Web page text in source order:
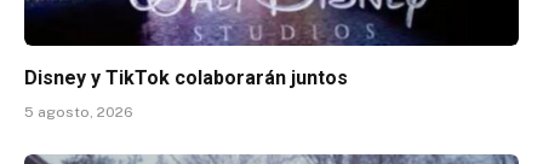
Disney y TikTok colaborarán juntos
5 agosto, 2026